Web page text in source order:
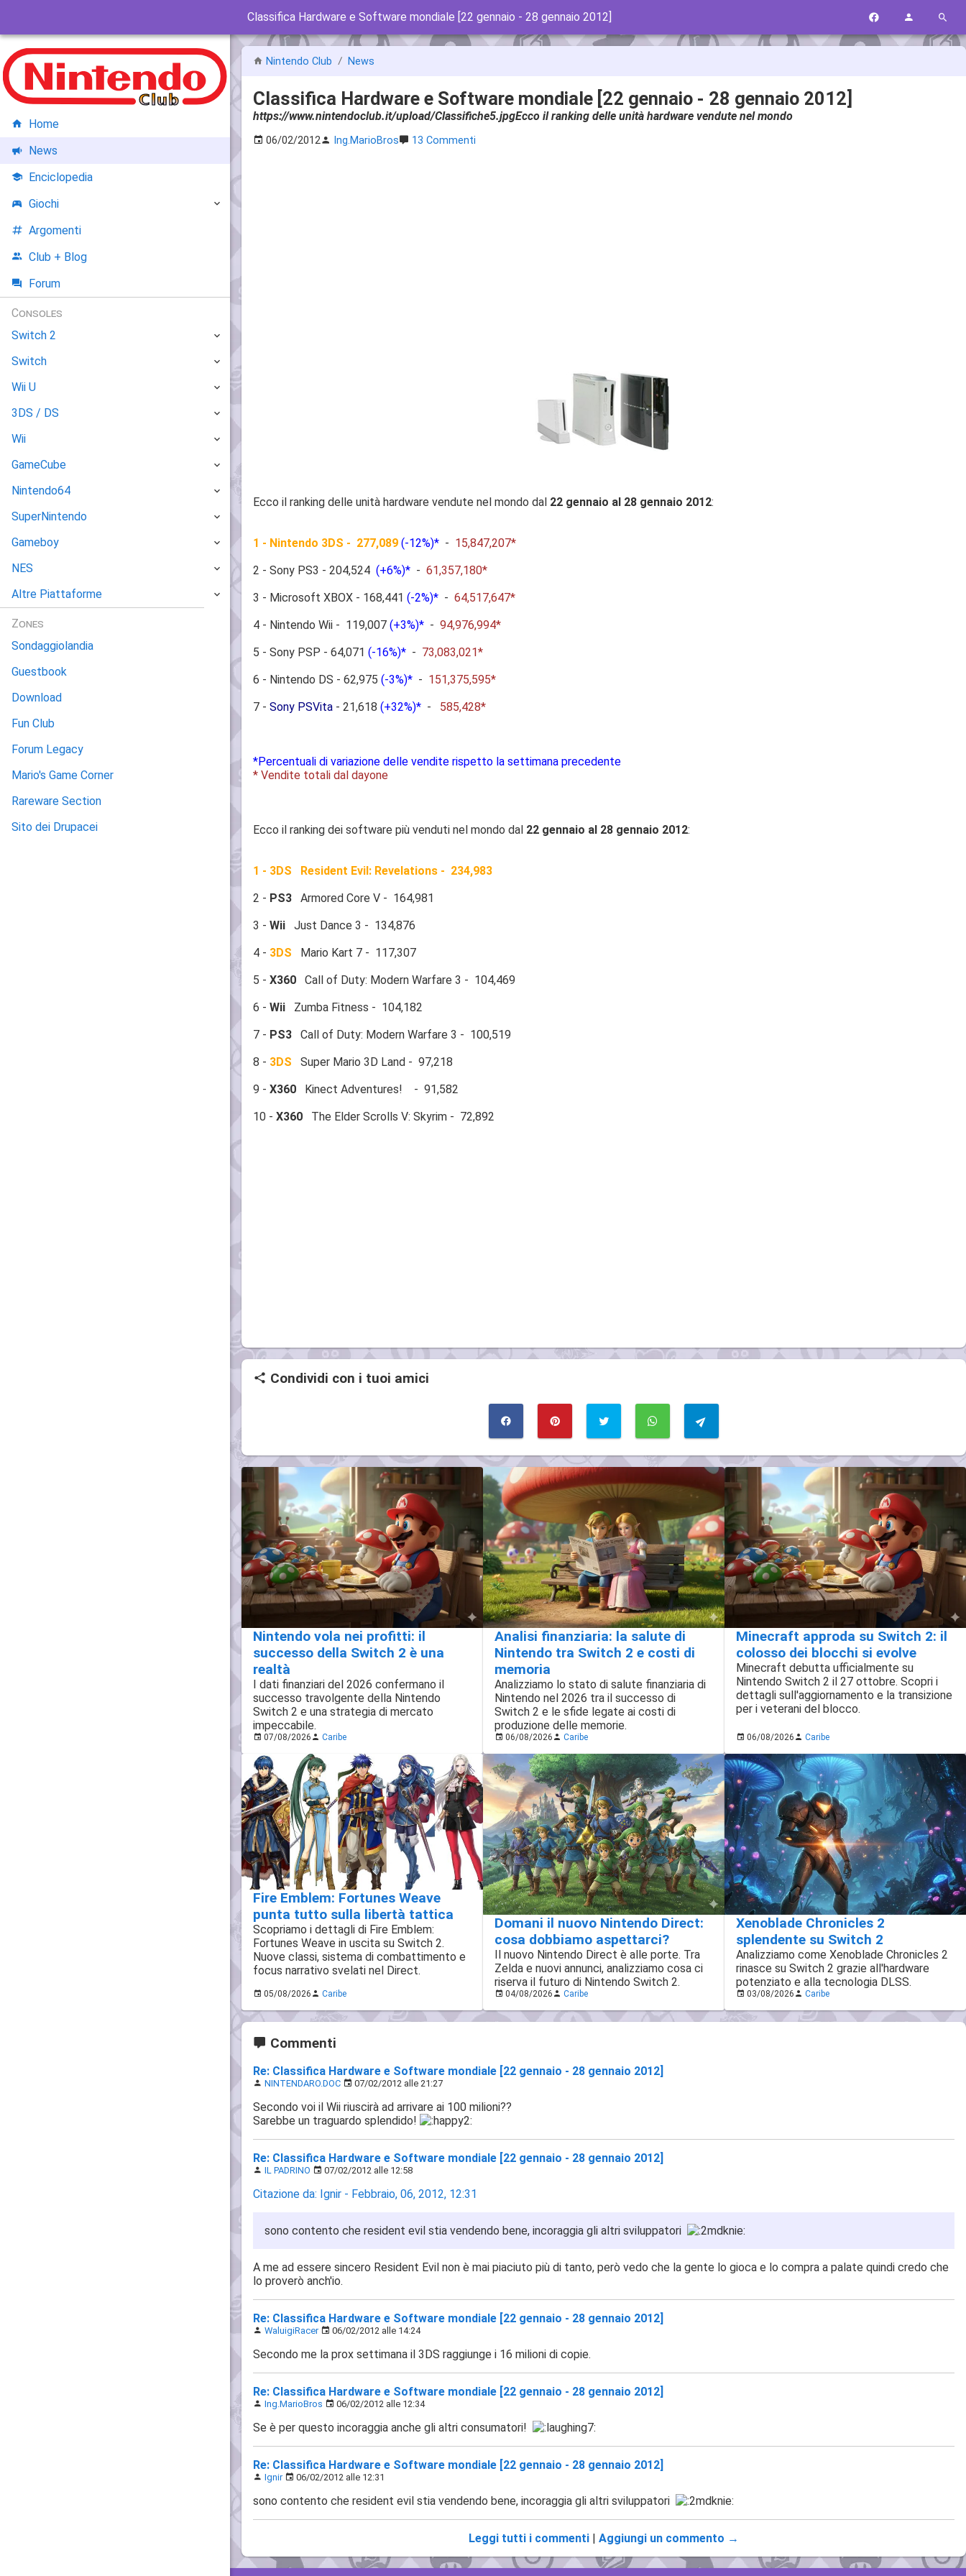
Classifica Hardware e Software mondiale [22 gennaio - 28 gennaio 2012]
Nintendo Club News
Classifica Hardware e Software mondiale [22 gennaio - 28 gennaio 2012]
https://www.nintendoclub.it/upload/Classifiche5.jpgEcco il ranking delle unità hardware vendute nel mondo
06/02/2012 Ing.MarioBros 13 Commenti
Ecco il ranking delle unità hardware vendute nel mondo dal 22 gennaio al 28 gennaio 2012:
1 - Nintendo 3DS - 277,089 (-12%)* - 15,847,207*
2 - Sony PS3 - 204,524 (+6%)* - 61,357,180*
3 - Microsoft XBOX - 168,441 (-2%)* - 64,517,647*
4 - Nintendo Wii - 119,007 (+3%)* - 94,976,994*
5 - Sony PSP - 64,071 (-16%)* - 73,083,021*
6 - Nintendo DS - 62,975 (-3%)* - 151,375,595*
7 - Sony PSVita - 21,618 (+32%)* - 585,428*
*Percentuali di variazione delle vendite rispetto la settimana precedente
* Vendite totali dal dayone
Ecco il ranking dei software più venduti nel mondo dal 22 gennaio al 28 gennaio 2012:
1 - 3DS Resident Evil: Revelations - 234,983
2 - PS3 Armored Core V - 164,981
3 - Wii Just Dance 3 - 134,876
4 - 3DS Mario Kart 7 - 117,307
5 - X360 Call of Duty: Modern Warfare 3 - 104,469
6 - Wii Zumba Fitness - 104,182
7 - PS3 Call of Duty: Modern Warfare 3 - 100,519
8 - 3DS Super Mario 3D Land - 97,218
9 - X360 Kinect Adventures! - 91,582
10 - X360 The Elder Scrolls V: Skyrim - 72,892
Condividi con i tuoi amici
Nintendo vola nei profitti: il
successo della Switch 2 è una
realtà
I dati finanziari del 2026 confermano il
successo travolgente della Nintendo
Switch 2 e una strategia di mercato
impeccabile.
07/08/2026 Caribe
Analisi finanziaria: la salute di
Nintendo tra Switch 2 e costi di
memoria
Analizziamo lo stato di salute finanziaria di
Nintendo nel 2026 tra il successo di
Switch 2 e le sfide legate ai costi di
produzione delle memorie.
06/08/2026 Caribe
Minecraft approda su Switch 2: il
colosso dei blocchi si evolve
Minecraft debutta ufficialmente su
Nintendo Switch 2 il 27 ottobre. Scopri i
dettagli sull'aggiornamento e la transizione
per i veterani del blocco.
06/08/2026 Caribe
Fire Emblem: Fortunes Weave
punta tutto sulla libertà tattica
Scopriamo i dettagli di Fire Emblem:
Fortunes Weave in uscita su Switch 2.
Nuove classi, sistema di combattimento e
focus narrativo svelati nel Direct.
05/08/2026 Caribe
Domani il nuovo Nintendo Direct:
cosa dobbiamo aspettarci?
Il nuovo Nintendo Direct è alle porte. Tra
Zelda e nuovi annunci, analizziamo cosa ci
riserva il futuro di Nintendo Switch 2.
04/08/2026 Caribe
Xenoblade Chronicles 2
splendente su Switch 2
Analizziamo come Xenoblade Chronicles 2
rinasce su Switch 2 grazie all'hardware
potenziato e alla tecnologia DLSS.
03/08/2026 Caribe
Commenti
Re: Classifica Hardware e Software mondiale [22 gennaio - 28 gennaio 2012]
NINTENDARO.DOC 07/02/2012 alle 21:27
Secondo voi il Wii riuscirà ad arrivare ai 100 milioni??
Sarebbe un traguardo splendido!
Re: Classifica Hardware e Software mondiale [22 gennaio - 28 gennaio 2012]
IL PADRINO 07/02/2012 alle 12:58
Citazione da: Ignir - Febbraio, 06, 2012, 12:31
sono contento che resident evil stia vendendo bene, incoraggia gli altri sviluppatori
A me ad essere sincero Resident Evil non è mai piaciuto più di tanto, però vedo che la gente lo gioca e lo compra a palate quindi credo che
lo proverò anch'io.
Re: Classifica Hardware e Software mondiale [22 gennaio - 28 gennaio 2012]
WaluigiRacer 06/02/2012 alle 14:24
Secondo me la prox settimana il 3DS raggiunge i 16 milioni di copie.
Re: Classifica Hardware e Software mondiale [22 gennaio - 28 gennaio 2012]
Ing.MarioBros 06/02/2012 alle 12:34
Se è per questo incoraggia anche gli altri consumatori!
Re: Classifica Hardware e Software mondiale [22 gennaio - 28 gennaio 2012]
Ignir 06/02/2012 alle 12:31
sono contento che resident evil stia vendendo bene, incoraggia gli altri sviluppatori
Leggi tutti i commenti Aggiungi un commento →
Home
News
Enciclopedia
Giochi
Argomenti
Club + Blog
Forum
Consoles
Switch 2
Switch
Wii U
3DS / DS
Wii
GameCube
Nintendo64
SuperNintendo
Gameboy
NES
Altre Piattaforme
Zones
Sondaggiolandia
Guestbook
Download
Fun Club
Forum Legacy
Mario's Game Corner
Rareware Section
Sito dei Drupacei